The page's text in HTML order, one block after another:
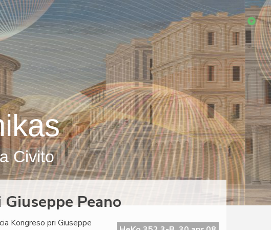
Civito
Peano
Kongreso pri Giuseppe